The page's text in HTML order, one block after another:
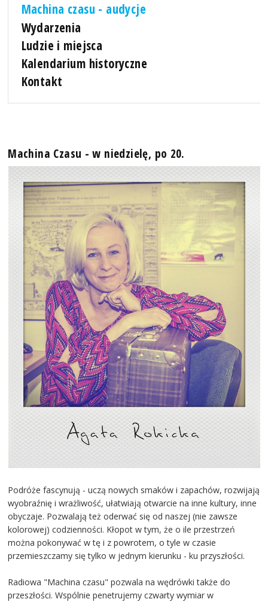
Machina czasu - audycje
Wydarzenia
Ludzie i miejsca
Kalendarium historyczne
Kontakt
Machina Czasu - w niedzielę, po 20.
Podróże fascynują - uczą nowych smaków i zapachów, rozwijają
wyobraźnię i wrażliwość, ułatwiają otwarcie na inne kultury, inne
obyczaje. Pozwalają też oderwać się od naszej (nie zawsze
kolorowej) codzienności. Kłopot w tym, że o ile przestrzeń
można pokonywać w tę i z powrotem, o tyle w czasie
przemieszczamy się tylko w jednym kierunku - ku przyszłości.
Radiowa "Machina czasu" pozwala na wędrówki także do
przeszłości. Wspólnie penetrujemy czwarty wymiar w